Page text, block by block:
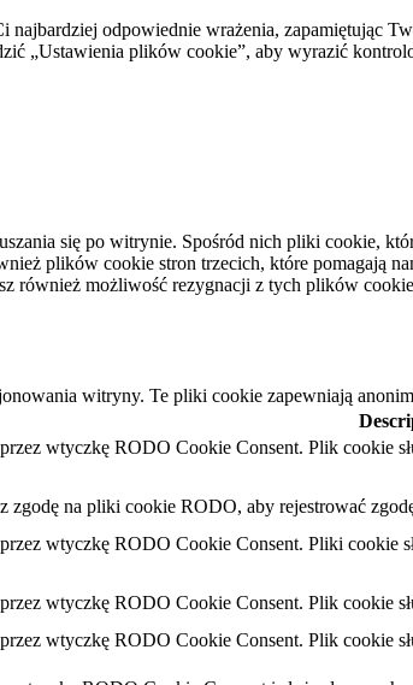
odpowiednie wrażenia, zapamiętując
„Ustawienia plików cookie”, aby wyrazić
się po witrynie. Spośród nich pliki cookie,
plików cookie stron trzecich, które pomagają
również możliwość rezygnacji z tych plików
witryny. Te pliki cookie zapewniają
wtyczkę RODO Cookie Consent. Plik cookie
zgodę na pliki cookie RODO, aby rejestrować
wtyczkę RODO Cookie Consent. Pliki cookie
wtyczkę RODO Cookie Consent. Plik cookie
wtyczkę RODO Cookie Consent. Plik cookie